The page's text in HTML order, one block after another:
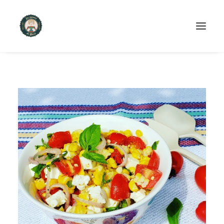
PRODUITS ET SERVICES
NOUS CONTACTER
RECETTES
FAQ
SEARCH